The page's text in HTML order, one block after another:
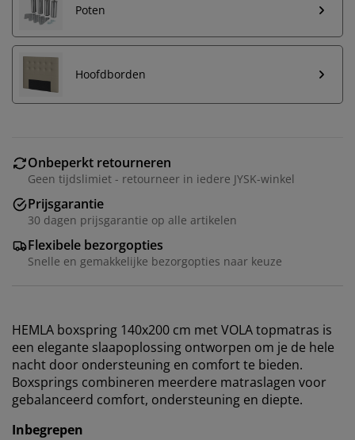
Poten
Hoofdborden
Onbeperkt retourneren
Geen tijdslimiet - retourneer in iedere JYSK-winkel
Prijsgarantie
30 dagen prijsgarantie op alle artikelen
Flexibele bezorgopties
Snelle en gemakkelijke bezorgopties naar keuze
HEMLA boxspring 140x200 cm met VOLA topmatras is
een elegante slaapoplossing ontworpen om je de hele
nacht door ondersteuning en comfort te bieden.
Boxsprings combineren meerdere matraslagen voor
gebalanceerd comfort, ondersteuning en diepte.
Inbegrepen